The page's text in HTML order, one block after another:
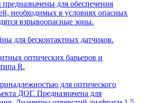
для обеспечения
необходимых в условиях опасных
взрывоопасные зоны.
для бесконтактных датчиков.
оптических барьеров и
R.
для оптического
ДОГ. Предназначена для